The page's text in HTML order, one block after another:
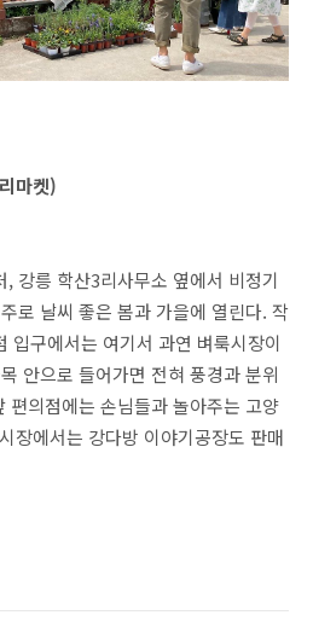
마켓)
, 강릉 학산3리사무소 옆에서 비정기
로 날씨 좋은 봄과 가을에 열린다. 작
입구에서는 여기서 과연 벼룩시장이
안으로 들어가면 전혀 풍경과 분위
편의점에는 손님들과 놀아주는 고양
장에서는 강다방 이야기공장도 판매